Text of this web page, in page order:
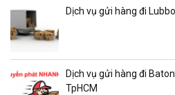
Dịch vụ gửi hàng đi
Dịch vụ gửi hàng đi
TpHCM